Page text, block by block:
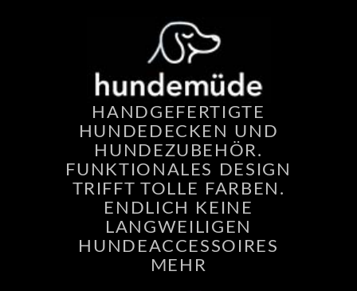
HANDGEFERTIGTE
HUNDEDECKEN UND
HUNDEZUBEHÖR.
FUNKTIONALES DESIGN
TRIFFT TOLLE FARBEN.
ENDLICH KEINE
LANGWEILIGEN
HUNDEACCESSOIRES
MEHR